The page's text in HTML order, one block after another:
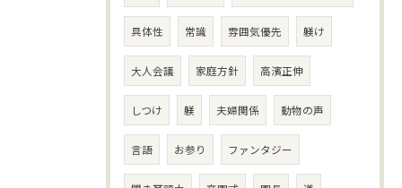
具体性 常識 雰囲気優先 躾け
大人会議 家庭方針 高濱正伸
しつけ 躾 夫婦関係 動物の声
言語 お参り ファンタジー